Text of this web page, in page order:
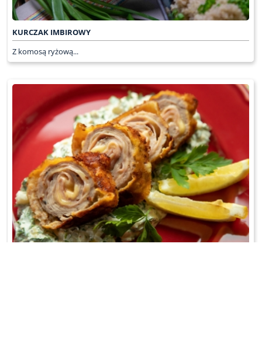
KURCZAK IMBIROWY
Z komosą ryżową...